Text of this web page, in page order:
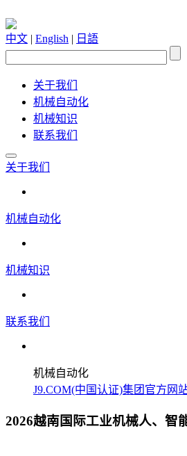
中文 | English | 日語
关于我们
机械自动化
机械知识
联系我们
关于我们
机械自动化
机械知识
联系我们
机械自动化
J9.COM(中国认证)集团官方网
2026越南国际工业机械人、智